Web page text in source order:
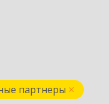
партнеры